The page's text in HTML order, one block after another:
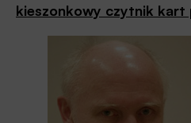
kieszonkowy czytnik kart